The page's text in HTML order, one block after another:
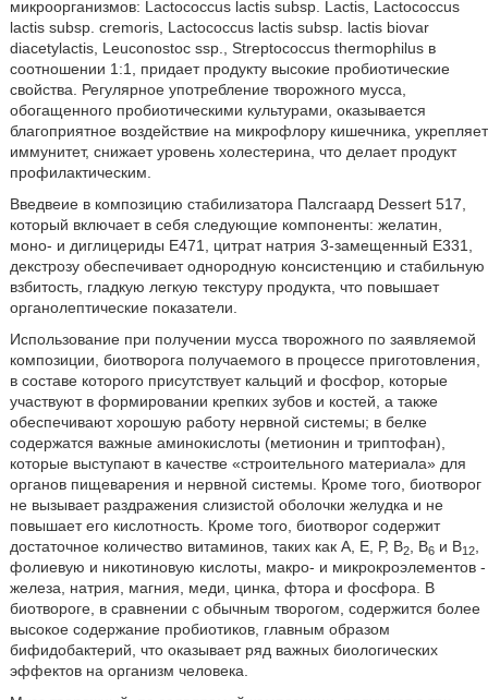
микроорганизмов: Lactococcus lactis subsp. Lactis, Lactococcus
lactis subsp. cremoris, Lactococcus lactis subsp. lactis biovar
diacetylactis, Leuconostoc ssp., Streptococcus thermophilus в
соотношении 1:1, придает продукту высокие пробиотические
свойства. Регулярное употребление творожного мусса,
обогащенного пробиотическими культурами, оказывается
благоприятное воздействие на микрофлору кишечника, укрепляет
иммунитет, снижает уровень холестерина, что делает продукт
профилактическим.
Введвеие в композицию стабилизатора Палсгаард Dessert 517,
который включает в себя следующие компоненты: желатин,
моно- и диглицериды Е471, цитрат натрия 3-замещенный Е331,
декстрозу обеспечивает однородную консистенцию и стабильную
взбитость, гладкую легкую текстуру продукта, что повышает
органолептические показатели.
Использование при получении мусса творожного по заявляемой
композиции, биотворога получаемого в процессе приготовления,
в составе которого присутствует кальций и фосфор, которые
участвуют в формировании крепких зубов и костей, а также
обеспечивают хорошую работу нервной системы; в белке
содержатся важные аминокислоты (метионин и триптофан),
которые выступают в качестве «строительного материала» для
органов пищеварения и нервной системы. Кроме того, биотворог
не вызывает раздражения слизистой оболочки желудка и не
повышает его кислотность. Кроме того, биотворог содержит
достаточное количество витаминов, таких как А, Е, Р, В2, В6и В12,
фолиевую и никотиновую кислоты, макро- и микрокроэлементов -
железа, натрия, магния, меди, цинка, фтора и фосфора. В
биотвороге, в сравнении с обычным творогом, содержится более
высокое содержание пробиотиков, главным образом
бифидобактерий, что оказывает ряд важных биологических
эффектов на организм человека.